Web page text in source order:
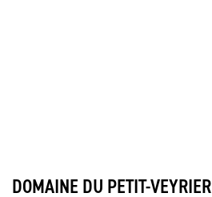
DOMAINE DU PETIT-VEYRIER